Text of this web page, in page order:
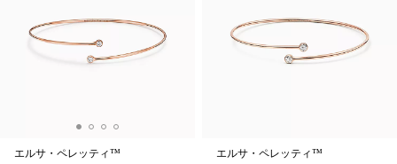
エルサ・ペレッティ™
エルサ・ペレッティ™